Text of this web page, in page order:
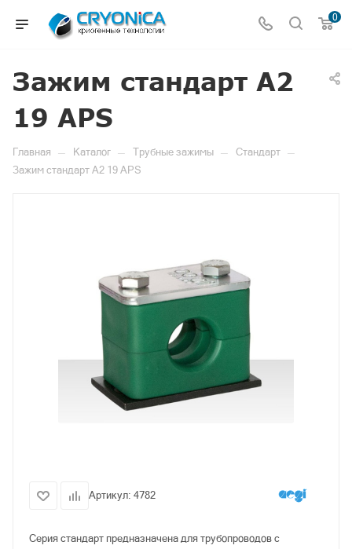
0
Зажим стандарт A2
19 APS
Главная — Каталог — Трубные зажимы — Стандарт —
Зажим стандарт A2 19 APS
Артикул: 4782
Серия стандарт предназначена для трубопроводов с